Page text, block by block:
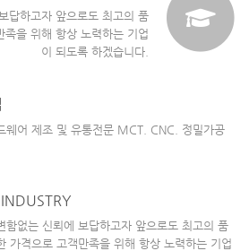
답하고자 앞으로도 최고의 품
족을 위해 항상 노력하는 기업
이 되도록 하겠습니다.
웨어 제조 및 유통전문 MCT. CNC. 정밀가공
함없는 신뢰에 보답하고자 앞으로도 최고의 품
가격으로 고객만족을 위해 항상 노력하는 기업